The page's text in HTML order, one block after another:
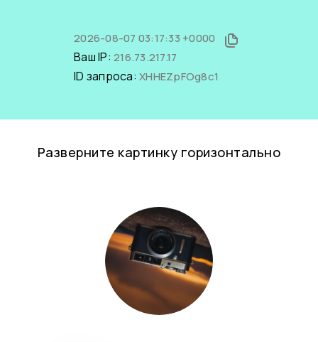
2026-08-07 03:17:33 +0000
Ваш IP: 216.73.217.17
ID запроса: XHHEZpFOg8c1
Разверните картинку горизонтально